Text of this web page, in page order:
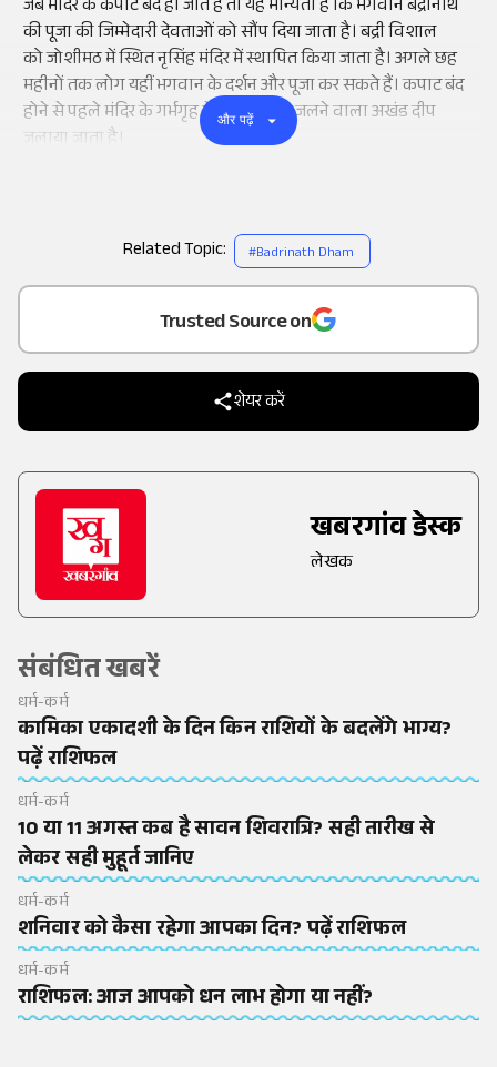
as a
Trusted Source on
शेयर करें
खबरगांव डेस्क
लेखक
संबंधित खबरें
धर्म-कर्म
कामिका एकादशी के दिन किन राशियों के बदलेंगे भाग्य?
पढ़ें राशिफल
धर्म-कर्म
10 या 11 अगस्त कब है सावन शिवरात्रि? सही तारीख से
लेकर सही मुहूर्त जानिए
धर्म-कर्म
शनिवार को कैसा रहेगा आपका दिन? पढ़ें राशिफल
धर्म-कर्म
राशिफल: आज आपको धन लाभ होगा या नहीं?
जब मंदिर के कपाट बंद हो जाते हैं तो यह मान्यता है कि भगवान बद्रीनाथ
की पूजा की जिम्मेदारी देवताओं को सौंप दिया जाता है। बद्री विशाल
कोजोशीमठमें स्थितनृसिंहमंदिर में स्थापित किया जाता है। अगले छह
महीनों तक लोग यहीं भगवान के दर्शन और पूजा कर सकते हैं। कपाट बंद
होने से पहले मंदिर के गर्भगृह में 6 महीने तक जलने वाला अखंड दीप
जलाया जाता है।
और पढ़ें
Related Topic: #Badrinath Dham